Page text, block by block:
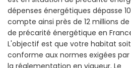
dépenses énergétiques dépasse
compte ainsi près de 12 millions
de précarité énergétique en
L'objectif est que votre habitat soit
conforme aux normes exigées par
la réglementation en vigueur. Le